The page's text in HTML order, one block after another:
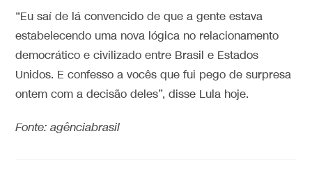
“Eu saí de lá convencido de que a gente estava
estabelecendo uma nova lógica no relacionamento
democrático e civilizado entre Brasil e Estados
Unidos. E confesso a vocês que fui pego de surpresa
ontem com a decisão deles”, disse Lula hoje.
Fonte: agênciabrasil